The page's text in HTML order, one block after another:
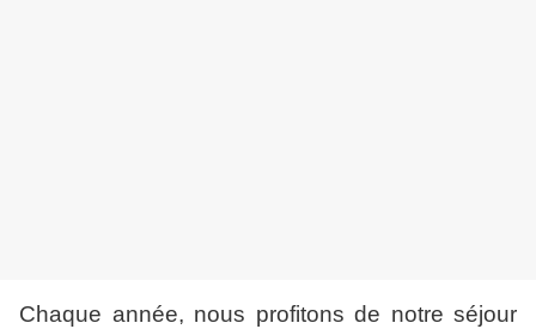
Chaque année, nous profitons de notre séjour